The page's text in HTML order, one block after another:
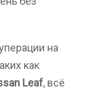
на
как
Leaf, всё